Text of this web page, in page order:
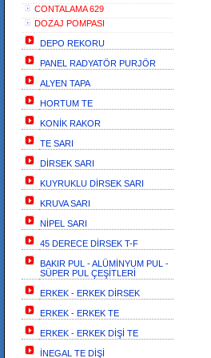
CONTALAMA 629
DOZAJ POMPASI
DEPO REKORU
PANEL RADYATÖR PURJÖR
ALYEN TAPA
HORTUM TE
KONİK RAKOR
TE SARI
DİRSEK SARI
KUYRUKLU DİRSEK SARI
KRUVA SARI
NİPEL SARI
45 DERECE DİRSEK T-F
BAKIR PUL - ALÜMİNYUM PUL -
SÜPER PUL ÇEŞİTLERİ
ERKEK - ERKEK DİRSEK
ERKEK - ERKEK TE
ERKEK - ERKEK DİŞİ TE
İNEGAL TE DİŞİ